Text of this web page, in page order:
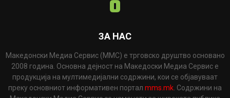
ЗА НАС
Македонски Медиа Сервис (ММС) е трговско друштво основано
2008 година. Основна дејност на Македоски Медиа Сервис е
продукција на мултимедијални содржини, кои се објавуваат
преку основниот информативен портал mms.mk . Содржини на